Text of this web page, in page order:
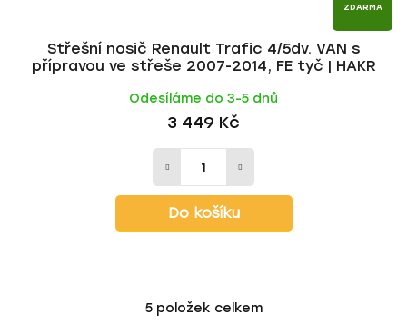
ZDARMA
Střešní nosič Renault Trafic 4/5dv. VAN s
přípravou ve střeše 2007-2014, FE tyč | HAKR
Odesíláme do 3-5 dnů
3 449 Kč
Do košíku
O
5položek celkem